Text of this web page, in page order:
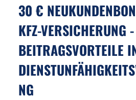
30 €
KFZ-VERSICHERUNG
BEITRAGSVORTEILE
NG